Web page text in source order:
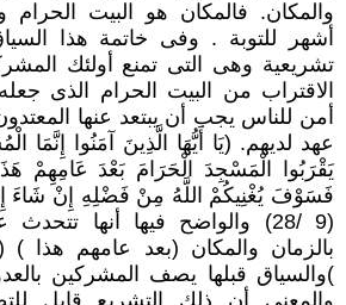
والمكان. فالمكان هو البيت الحرام
أشهر للتوبة . وفى خاتمة هذا
تشريعية وهى التى تمنع أولئك
الاقتراب من البيت الحرام الذى
أمن للناس يجب أن يبتعد عنها
عهد لديهم. (يَا أَيُّهَا الَّذِينَ آمَنُوا
يَقْرَبُوا الْمَسْجِدَ الْحَرَامَ بَعْدَ عَامِهِمْ
فَسَوْفَ يُغْنِيكُمْ اللَّهُ مِنْ فَضْلِهِ إِنْ شَاءَ
(9 /28) والواضح فيها أنها
بالزمان والمكان (بعد عامهم هذا )
)والسياق قبلها يصف المشركين